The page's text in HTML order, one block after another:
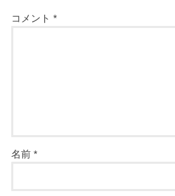
コメント*
名前*